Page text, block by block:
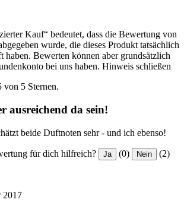
Kauf“ bedeutet, dass die Bewertung von
wurde, die dieses Produkt tatsächlich
haben. Bewerten können aber grundsätzlich
bei uns haben. Hinweis schließen
von 5 Sternen.
ausreichend da sein!
beide Duftnoten sehr - und ich ebenso!
für dich hilfreich? Ja (0) Nein (2)
2017